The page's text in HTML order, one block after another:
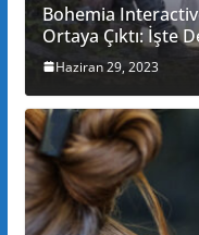
Bohemia
Ortaya Çıktı: İşte
Haziran 29, 2023